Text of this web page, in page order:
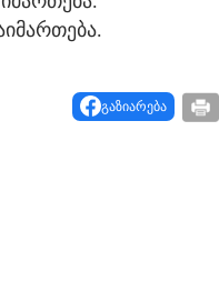
გაზიარება